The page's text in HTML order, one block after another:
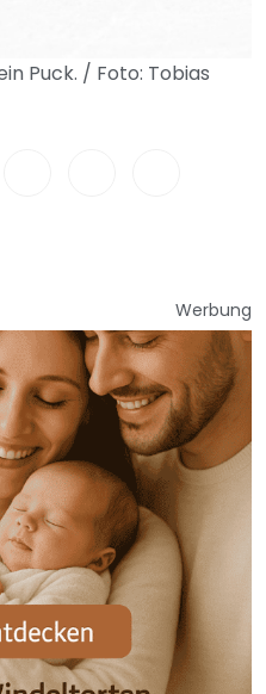
Puck. / Foto: Tobias
Werbung